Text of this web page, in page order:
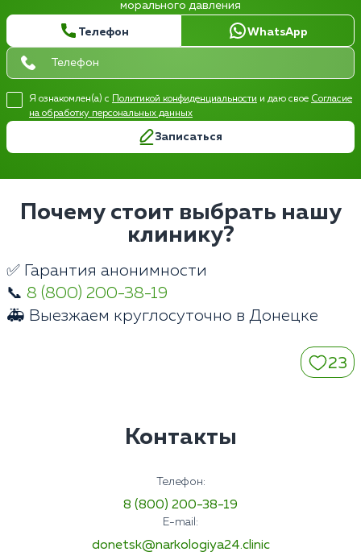
морального давления
Телефон WhatsApp
Я ознакомлен(а) с Политикой конфиденциальности и даю свое Согласие
на обработку персональных данных
Записаться
Почему стоит выбрать нашу
клинику?
✅ Гарантия анонимности
📞 8 (800) 200-38-19
🚑 Выезжаем круглосуточно в Донецке
23
Контакты
Телефон:
8 (800) 200-38-19
E-mail:
donetsk@narkologiya24.clinic